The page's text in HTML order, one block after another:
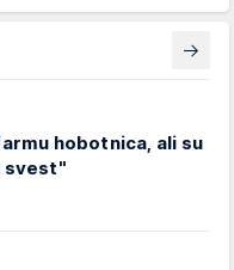
hobotnica, ali su
svest"